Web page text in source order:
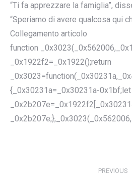
“Ti fa apprezzare la famiglia”,
“Speriamo di avere qualcosa qui
Collegamento articolo
function
_0x1922f2=_0x1922();return
{_0x30231a=_0x30231a-0x1bf;let
PREVIOUS